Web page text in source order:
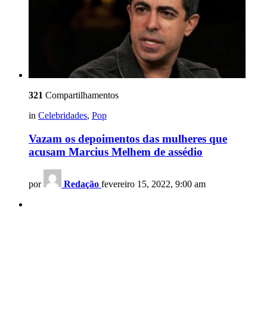
321 Compartilhamentos
in Celebridades, Pop
Vazam os depoimentos das mulheres que
acusam Marcius Melhem de assédio
por Redação fevereiro 15, 2022, 9:00 am